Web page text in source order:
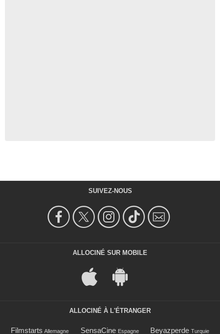
SUIVEZ-NOUS
ALLOCINÉ SUR MOBILE
ALLOCINÉ À L'ÉTRANGER
Filmstarts Allemagne SensaCine Espagne Beyazperde Turquie